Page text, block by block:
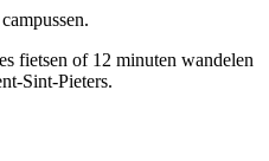
fietsen of 12 minuten wandelen
Sint-Pieters.